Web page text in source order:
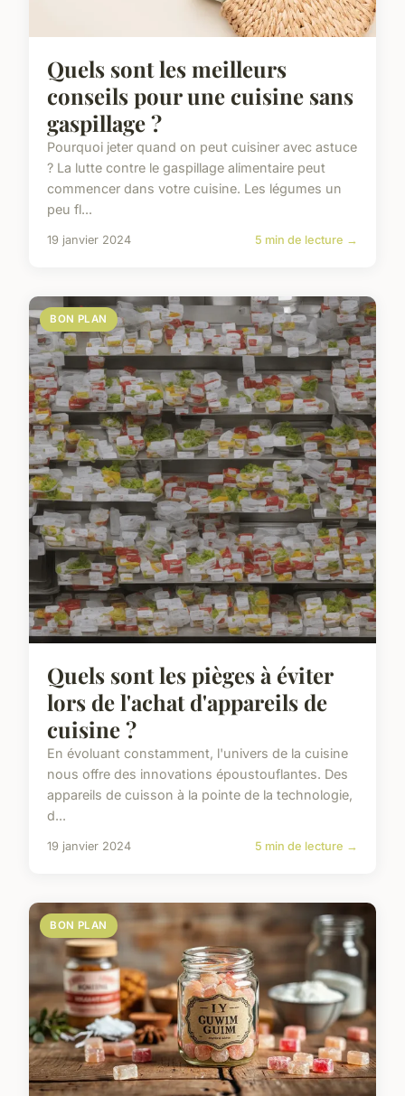
Quels sont les meilleurs
conseils pour une cuisine sans
gaspillage ?
Pourquoi jeter quand on peut cuisiner avec astuce
? La lutte contre le gaspillage alimentaire peut
commencer dans votre cuisine. Les légumes un
peu fl...
19 janvier 2024 5 min de lecture →
BON PLAN
Quels sont les pièges à éviter
lors de l'achat d'appareils de
cuisine ?
En évoluant constamment, l'univers de la cuisine
nous offre des innovations époustouflantes. Des
appareils de cuisson à la pointe de la technologie,
d...
19 janvier 2024 5 min de lecture →
BON PLAN